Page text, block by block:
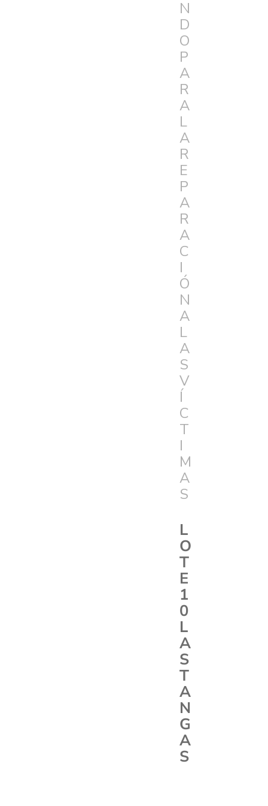
N
D
O
P
A
R
A
L
A
R
E
P
A
R
A
C
I
Ó
N
A
L
A
S
V
Í
C
T
I
M
A
S
L
O
T
E
1
0
L
A
S
T
A
N
G
A
S